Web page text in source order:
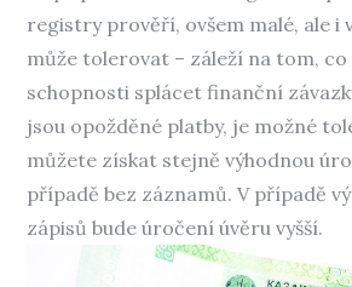
registry prověří, ovšem malé, ale i
může tolerovat – záleží na tom, co
schopnosti splácet finanční
jsou opožděné platby, je možné
můžete získat stejně výhodnou
případě bez záznamů. V případě
zápisů bude úročení úvěru vyšší.